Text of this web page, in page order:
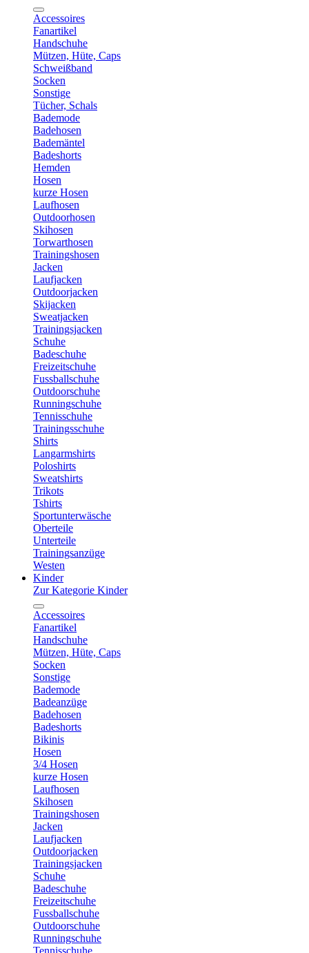
Accessoires
Fanartikel
Handschuhe
Mützen, Hüte, Caps
Schweißband
Socken
Sonstige
Tücher, Schals
Bademode
Badehosen
Bademäntel
Badeshorts
Hemden
Hosen
kurze Hosen
Laufhosen
Outdoorhosen
Skihosen
Torwarthosen
Trainingshosen
Jacken
Laufjacken
Outdoorjacken
Skijacken
Sweatjacken
Trainingsjacken
Schuhe
Badeschuhe
Freizeitschuhe
Fussballschuhe
Outdoorschuhe
Runningschuhe
Tennisschuhe
Trainingsschuhe
Shirts
Langarmshirts
Poloshirts
Sweatshirts
Trikots
Tshirts
Sportunterwäsche
Oberteile
Unterteile
Trainingsanzüge
Westen
Kinder
Zur Kategorie Kinder
Accessoires
Fanartikel
Handschuhe
Mützen, Hüte, Caps
Socken
Sonstige
Bademode
Badeanzüge
Badehosen
Badeshorts
Bikinis
Hosen
3/4 Hosen
kurze Hosen
Laufhosen
Skihosen
Trainingshosen
Jacken
Laufjacken
Outdoorjacken
Trainingsjacken
Schuhe
Badeschuhe
Freizeitschuhe
Fussballschuhe
Outdoorschuhe
Runningschuhe
Tennisschuhe